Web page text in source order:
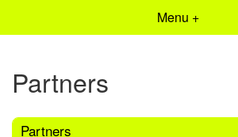
Menu +
Partners
Partners